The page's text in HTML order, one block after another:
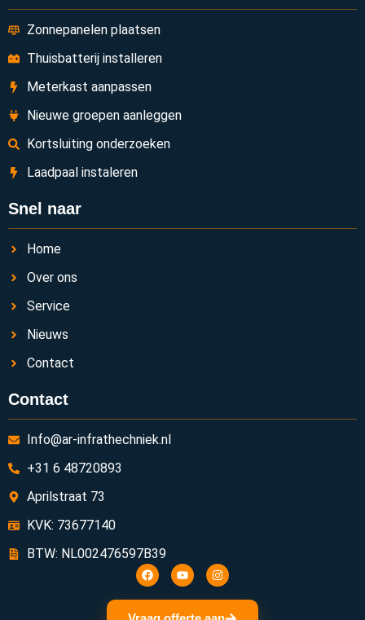
Zonnepanelen plaatsen
Thuisbatterij installeren
Meterkast aanpassen
Nieuwe groepen aanleggen
Kortsluiting onderzoeken
Laadpaal instaleren
Snel naar
Home
Over ons
Service
Nieuws
Contact
Contact
Info@ar-infrathechniek.nl
+31 6 48720893
Aprilstraat 73
KVK: 73677140
BTW: NL002476597B39